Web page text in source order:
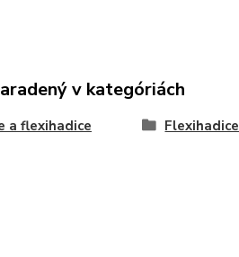
v kategóriách
a flexihadice